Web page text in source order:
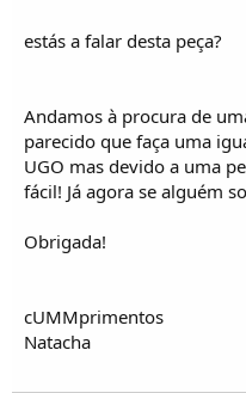
estás a falar desta peça?
Andamos à procura de
parecido que faça uma
UGO mas devido a uma
fácil! Já agora se alguém
Obrigada!
cUMMprimentos
Natacha